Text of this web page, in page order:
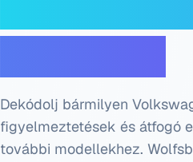
Dekódolj bármilyen
figyelmeztetések és átfogó
további modellekhez.